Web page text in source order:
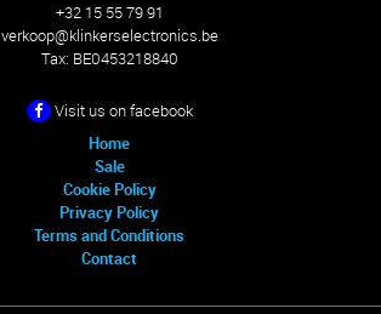
+32 15 55 79 91
verkoop@klinkerselectronics.be
Tax: BE0453218840
Visit us on facebook
Home
Sale
Cookie Policy
Privacy Policy
Terms and Conditions
Contact